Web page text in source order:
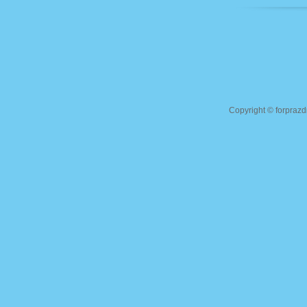
Copyright ©